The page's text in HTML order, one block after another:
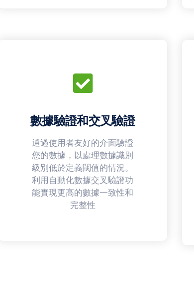
數據驗證和交叉驗證
通過使用者友好的介面驗證
您的數據，以處理數據識別
級別低於定義閾值的情況。
利用自動化數據交叉驗證功
能實現更高的數據一致性和
完整性